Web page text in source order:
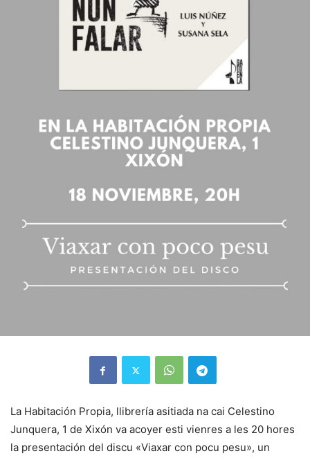
La Habitación Propia, llibrería asitiada na cai Celestino
Junquera, 1 de Xixón va acoyer esti vienres a les 20 hores
la presentación del discu «Viaxar con pocu pesu», un